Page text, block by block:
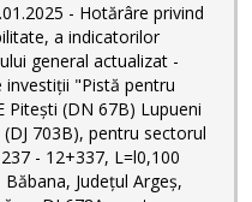
- Hotărâre privind
a indicatorilor
general actualizat -
investiţii "Pistă pentru
Piteşti (DN 67B) Lupueni
703B), pentru sectorul
- 12+337, L=l0,100
Judeţul Argeş,